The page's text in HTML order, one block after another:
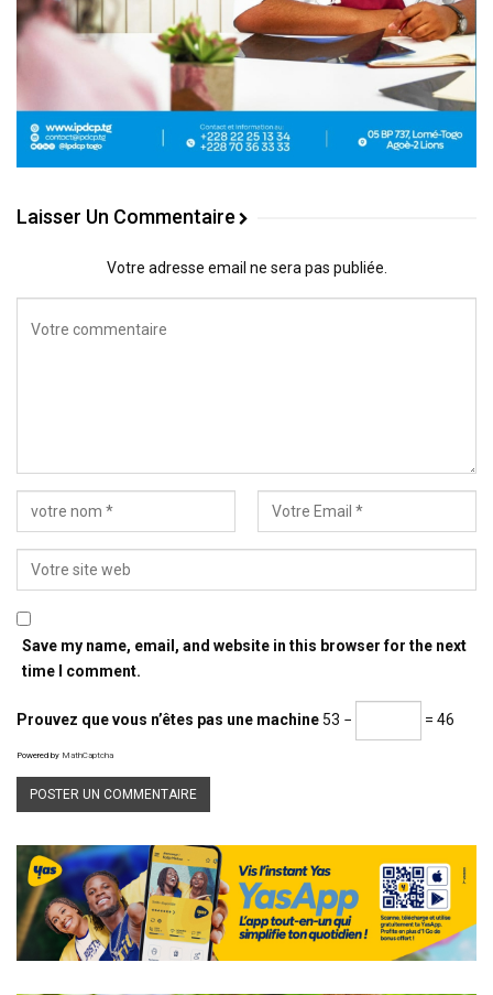
Laisser Un Commentaire
Votre adresse email ne sera pas publiée.
Save my name, email, and website in this browser for the next
time I comment.
Prouvez que vous n’êtes pas une machine 53 − = 46
Powered by MathCaptcha